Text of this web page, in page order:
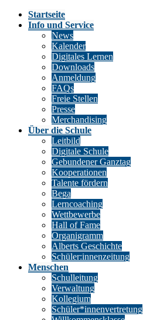
Startseite
Info und Service
News
Kalender
Digitales Lernen
Downloads
Anmeldung
FAQs
Freie Stellen
Presse
Merchandising
Über die Schule
Leitbild
Digitale Schule
Gebundener Ganztag
Kooperationen
Talente fördern
Bega
Lerncoaching
Wettbewerbe
Hall of Fame
Organigramm
Alberts Geschichte
Schüler:innenzeitung
Menschen
Schulleitung
Verwaltung
Kollegium
Schüler*innenvertretung